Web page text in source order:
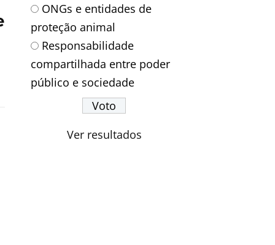
ONGs e entidades de
proteção animal
Responsabilidade
compartilhada entre poder
público e sociedade
Ver resultados